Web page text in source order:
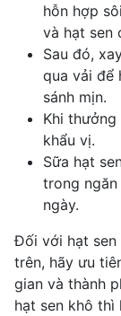
hỗn hợp
và hạt sen
Sau đó,
qua vải để
sánh mịn.
Khi
khẩu vị.
Sữa hạt
trong
ngày.
Đối với hạt
trên, hãy ưu
gian và thành
hạt sen khô